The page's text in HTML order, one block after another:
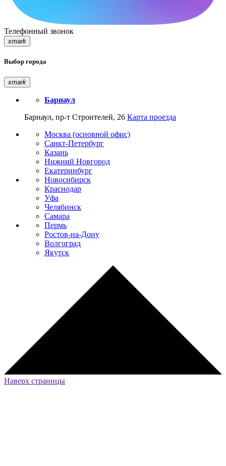
Телефонный звонок
xmark
Выбор города
xmark
Барнаул
Барнаул, пр-т Строителей, 26 Карта проезда
Москва (основной офис)
Санкт-Петербург
Казань
Нижний Новгород
Екатеринбург
Новосибирск
Краснодар
Уфа
Челябинск
Самара
Пермь
Ростов-на-Дону
Волгоград
Якутск
Наверх страницы